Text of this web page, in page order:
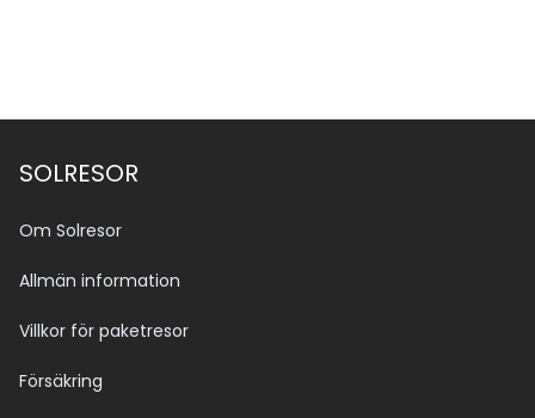
SOLRESOR
Om Solresor
Allmän information
Villkor för paketresor
Försäkring